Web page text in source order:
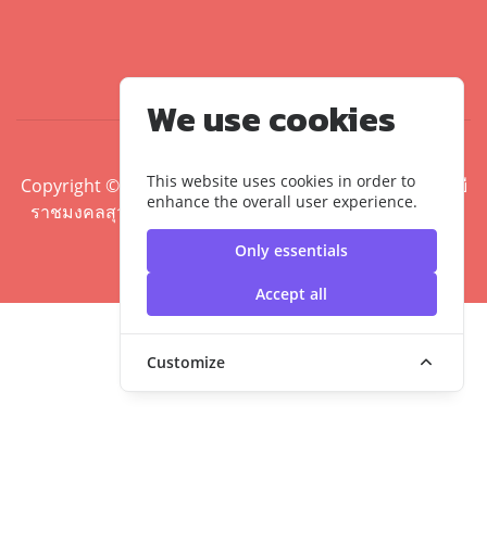
We use cookies
This website uses cookies in order to
enhance the overall user experience.
Only essentials
Accept all
Customize
Copyright ©2020 คณะศิลปศาสตร์ มหาวิทยาลัยเทคโนโลยี
ราชมงคลสุวรรณภูมิ | มหาวิทยาลัยเทคโนโลยีราชมงคล